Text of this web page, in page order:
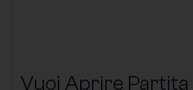
Vuoi Aprire Partita